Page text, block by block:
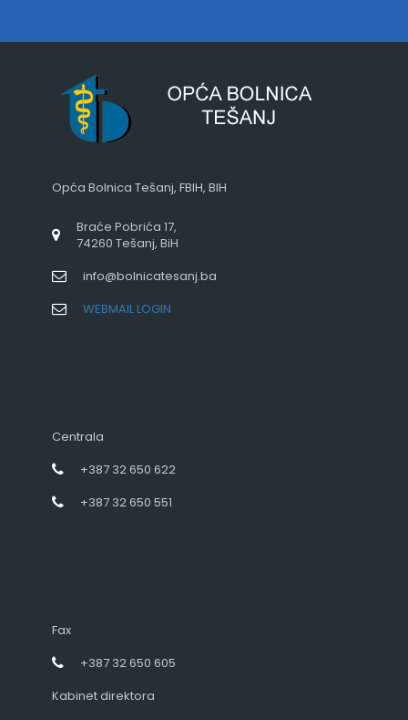
Opća Bolnica Tešanj, FBIH, BIH
Braće Pobrića 17,
74260 Tešanj, BiH
info@bolnicatesanj.ba
WEBMAIL LOGIN
Centrala
+387 32 650 622
+387 32 650 551
Fax
+387 32 650 605
Kabinet direktora